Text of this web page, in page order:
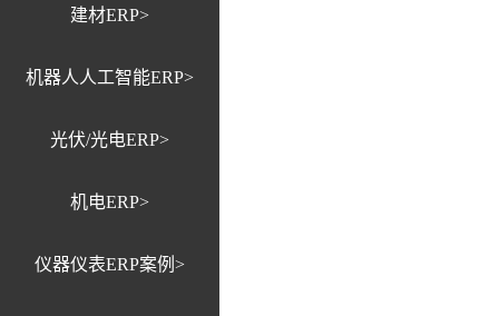
建材ERP>
机器人人工智能ERP>
光伏/光电ERP>
机电ERP>
仪器仪表ERP案例>